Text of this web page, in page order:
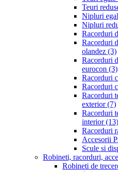
Teuri
Nipluri
Nipluri
Racorduri
Racorduri
olandez (3)
Racorduri
eurocon (3)
Racorduri
Racorduri
Racorduri
exterior(7)
Racorduri
interior(13)
Racorduri
Accesorii
Scule si
Robineti, racorduri,
Robineti de